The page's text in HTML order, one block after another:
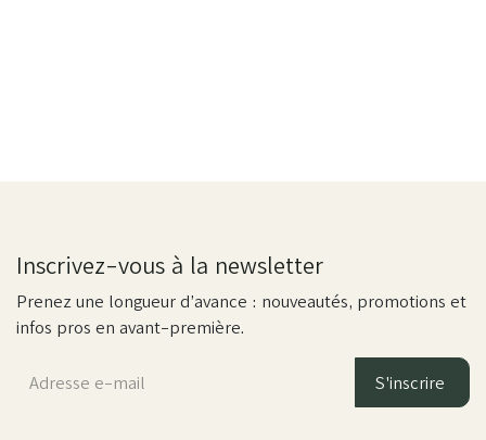
Inscrivez-vous à la newsletter
Prenez une longueur d’avance : nouveautés, promotions et
infos pros en avant-première.
S'inscrire